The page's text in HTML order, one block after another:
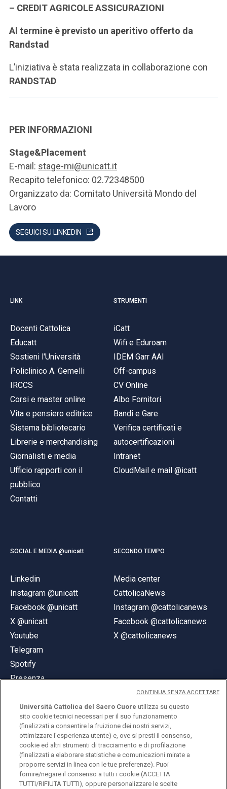
– CREDIT AGRICOLE ASSICURAZIONI
Al termine è previsto un aperitivo offerto da
Randstad
L’iniziativa è stata realizzata in collaborazione con
RANDSTAD
PER INFORMAZIONI
Stage&Placement
E-mail: stage-mi@unicatt.it
Recapito telefonico: 02.72348500
Organizzato da: Comitato Università Mondo del
Lavoro
SEGUICI SU LINKEDIN
LINK
Docenti Cattolica
Educatt
Sostieni l'Università
Policlinico A. Gemelli
IRCCS
Corsi e master online
Vita e pensiero editrice
Sistema bibliotecario
Librerie e merchandising
Giornalisti e media
Ufficio rapporti con il
pubblico
Contatti
STRUMENTI
iCatt
Wifi e Eduroam
IDEM Garr AAI
Off-campus
CV Online
Albo Fornitori
Bandi e Gare
Verifica certificati e
autocertificazioni
Intranet
CloudMail e mail @icatt
SOCIAL E MEDIA @unicatt
Linkedin
Instagram @unicatt
Facebook @unicatt
X @unicatt
Youtube
Telegram
Spotify
Presenza
SECONDO TEMPO
Media center
CattolicaNews
Instagram @cattolicanews
Facebook @cattolicanews
X @cattolicanews
© Università Cattolica del Sacro Cuore
Largo A. Gemelli 1, 20123 Milano
PI 02133120150
Università Cattolica del Sacro Cuore utilizza su questo
sito cookie tecnici necessari per il suo funzionamento
(finalizzati a consentire la fruizione dei nostri servizi,
ottimizzare l'esperienza utente) e, ove si presti il consenso,
cookie ed altri strumenti di tracciamento e di profilazione
(finalizzati a elaborare statistiche e comunicazioni mirate a
proporre servizi in linea con le tue preferenze). Puoi
fornire/negare il consenso a tutti i cookie (ACCETTA
TUTTI/RIFIUTA TUTTI), oppure personalizzare le scelte
CONTINUA SENZA ACCETTARE